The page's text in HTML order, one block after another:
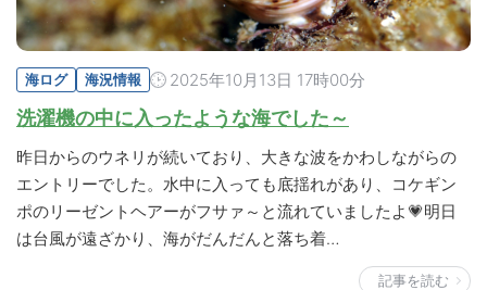
海ログ 海況情報 2025年10月13日 17時00分
洗濯機の中に入ったような海でした～
昨日からのウネリが続いており、大きな波をかわしながらの
エントリーでした。水中に入っても底揺れがあり、コケギン
ポのリーゼントヘアーがフサァ～と流れていましたよ💗明日
は台風が遠ざかり、海がだんだんと落ち着…
記事を読む